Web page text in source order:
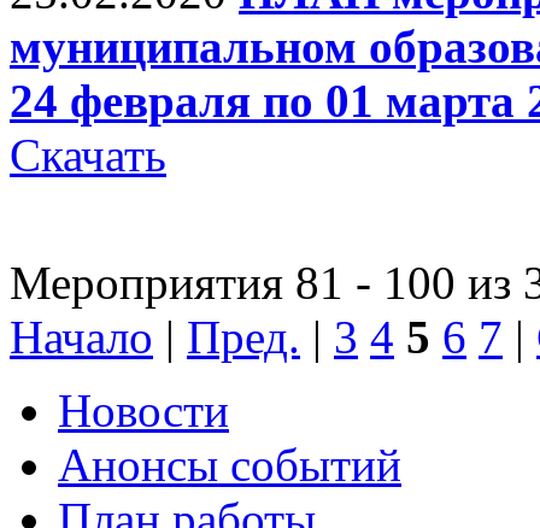
муниципальном
24 февраля по 01 марта
Скачать
Мероприятия 81 - 100 из
Начало | Пред. | 3 4 5 6 7 |
Новости
Анонсы событий